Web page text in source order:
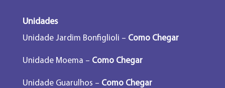
Unidades
Unidade Jardim Bonfiglioli – Como Chegar
Unidade Moema – Como Chegar
Unidade Guarulhos – Como Chegar